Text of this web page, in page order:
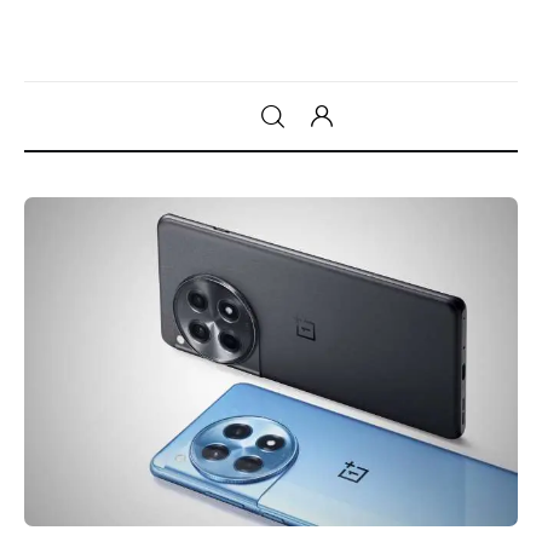
Tecnologia
Sicurezza
Intrattenimento
Web Log